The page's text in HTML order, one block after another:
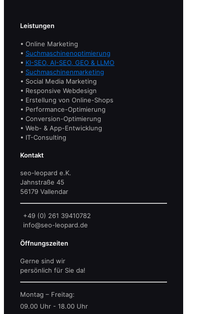
Leistungen
• Online Marketing
• Suchmaschinenoptimierung
• KI-SEO, AI-SEO, GEO & LLMO
• Suchmaschinenmarketing
• Social Media Marketing
• Responsive Webdesign
• Erstellung von Online-Shops
• Performance-Optimierung
• Conversion-Optimierung
• Web- & App-Entwicklung
• IT-Consulting
Kontakt
seo-leopard e.K.
Jahnstraße 45
56179 Vallendar
+49 (0) 261 39410782
info@seo-leopard.de
Öffnungszeiten
Gerne sind wir
persönlich für Sie da!
Montag – Freitag:
09.00 Uhr - 18.00 Uhr